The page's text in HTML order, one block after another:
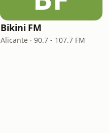
Bikini FM
Alicante · 90.7 - 107.7 FM